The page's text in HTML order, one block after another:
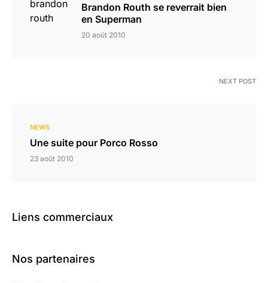
Brandon Routh se reverrait bien
en Superman
20 août 2010
NEXT POST
NEWS
Une suite pour Porco Rosso
23 août 2010
Liens commerciaux
Nos partenaires